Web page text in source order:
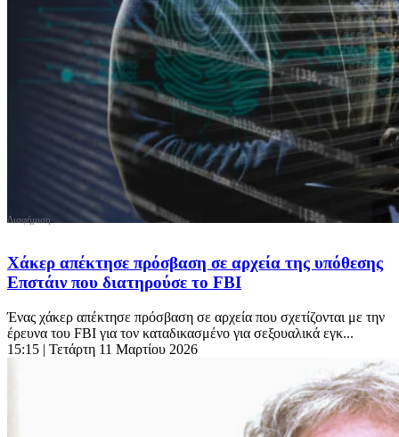
Χάκερ απέκτησε πρόσβαση σε αρχεία της υπόθεσης
Επστάιν που διατηρούσε το FBI
Ένας χάκερ απέκτησε πρόσβαση σε αρχεία που σχετίζονται με την
έρευνα του FBI για τον καταδικασμένο για σεξουαλικά εγκ...
15:15 | Τετάρτη 11 Μαρτίου 2026